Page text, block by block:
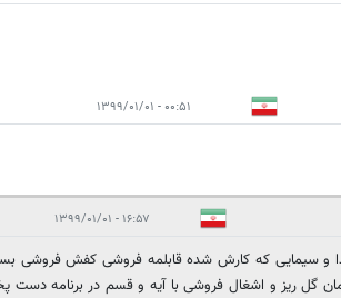
۰۰:۵۱ - ۱۳۹۹/۰۱/۰۱
۱۶:۵۷ - ۱۳۹۹/۰۱/۰۱
و سيمايى كه كارش شده قابلمه فروشى كفش فروشى
گل ريز و اشغال فروشى با آيه و قسم در برنامه دست